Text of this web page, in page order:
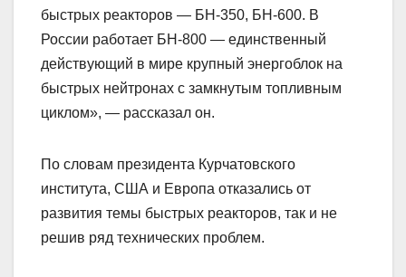
быстрых реакторов — БН-350, БН-600. В
России работает БН-800 — единственный
действующий в мире крупный энергоблок на
быстрых нейтронах с замкнутым топливным
циклом», — рассказал он.
По словам президента Курчатовского
института, США и Европа отказались от
развития темы быстрых реакторов, так и не
решив ряд технических проблем.